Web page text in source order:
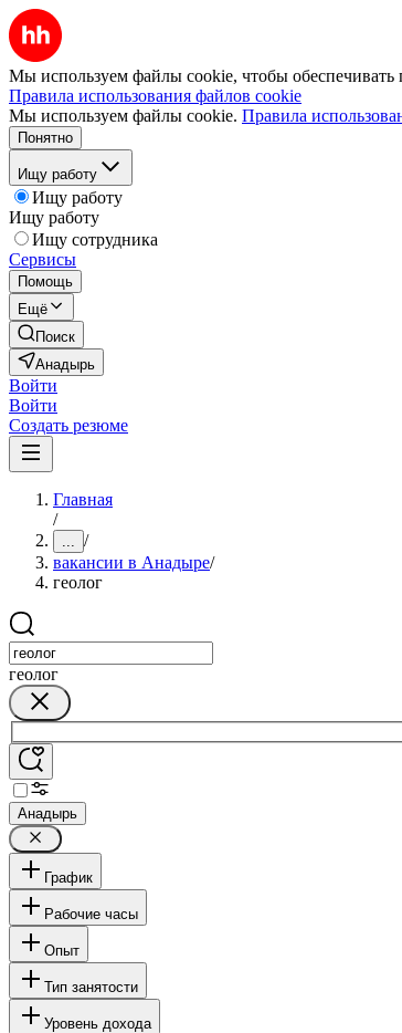
Мы используем файлы cookie, чтобы обеспечивать
Правила использования файлов cookie
Мы используем файлы cookie. Правила
Понятно
Ищу работу
Ищу работу
Ищу работу
Ищу сотрудника
Сервисы
Помощь
Ещё
Поиск
Анадырь
Войти
Войти
Создать резюме
Главная
/
... /
вакансии в Анадыре/
геолог
геолог
Анадырь
График
Рабочие часы
Опыт
Тип занятости
Уровень дохода